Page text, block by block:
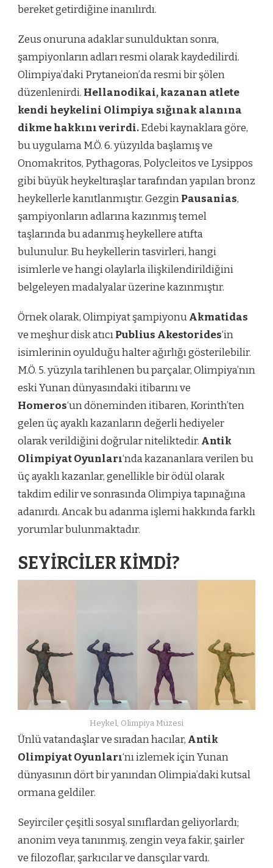
bereket getirdiğine inanılırdı.
Zeus onuruna adaklar sunulduktan sonra,
şampiyonların adları resmi olarak kaydedilirdi.
Olimpiya’daki Prytaneion’da resmi bir şölen
düzenlenirdi. Hellanodikai, kazanan atlete
kendi heykelini Olimpiya sığınak alanına
dikme hakkını verirdi.Edebi kaynaklara göre,
bu uygulama M.Ö. 6. yüzyılda başlamış ve
Onomakritos, Pythagoras, Polycleitos ve Lysippos
gibi büyük heykeltıraşlar tarafından yapılan bronz
heykellerle kanıtlanmıştır. GezginPausanias,
şampiyonların adlarına kazınmış temel
taşlarında bu adanmış heykellere atıfta
bulunulur. Bu heykellerin tasvirleri, hangi
isimlerle ve hangi olaylarla ilişkilendirildiğini
belgeleyen madalyalar üzerine kazınmıştır.
Örnek olarak, Olimpiyat şampiyonuAkmatidas
ve meşhur disk atıcıPublius Akestorides‘in
isimlerinin oyulduğu halter ağırlığı gösterilebilir.
M.Ö. 5. yüzyıla tarihlenen bu parçalar, Olimpiya’nın
eski Yunan dünyasındaki itibarını ve
Homeros‘un döneminden itibaren, Korinth’ten
gelen üç ayaklı kazanların değerli hediyeler
olarak verildiğini doğrular niteliktedir. Antik
Olimpiyat Oyunları‘nda kazananlara verilen bu
üç ayaklı kazanlar, genellikle bir ödül olarak
takdim edilir ve sonrasında Olimpiya tapınağına
adanırdı. Ancak bu adanma işlemi hakkında farklı
yorumlar bulunmaktadır.
SEYİRCİLER KİMDİ?
Heykel, Olimpiya Müzesi
Ünlü vatandaşlar ve sıradan hacılar, Antik
Olimpiyat Oyunları‘nı izlemek için Yunan
dünyasının dört bir yanından Olimpia’daki kutsal
ormana geldiler.
Seyirciler çeşitli sosyal sınıflardan geliyorlardı;
anonim veya tanınmış, zengin veya fakir, şairler
ve filozoflar, şarkıcılar ve dansçılar vardı.